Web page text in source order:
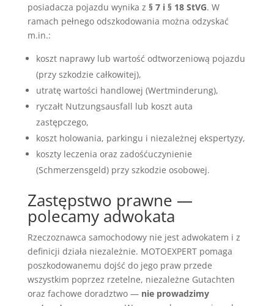
posiadacza pojazdu wynika z § 7 i § 18 StVG. W
ramach pełnego odszkodowania można odzyskać
m.in.:
koszt naprawy lub wartość odtworzeniową pojazdu
(przy szkodzie całkowitej),
utratę wartości handlowej (Wertminderung),
ryczałt Nutzungsausfall lub koszt auta
zastępczego,
koszt holowania, parkingu i niezależnej ekspertyzy,
koszty leczenia oraz zadośćuczynienie
(Schmerzensgeld) przy szkodzie osobowej.
Zastępstwo prawne —
polecamy adwokata
Rzeczoznawca samochodowy nie jest adwokatem i z
definicji działa niezależnie. MOTOEXPERT pomaga
poszkodowanemu dojść do jego praw przede
wszystkim poprzez rzetelne, niezależne Gutachten
oraz fachowe doradztwo — nie prowadzimy